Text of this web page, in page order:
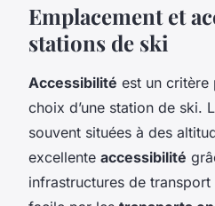
Emplacement et
stations de ski
Accessibilité est un critère
choix d’une station de ski.
souvent situées à des
excellente accessibilité
infrastructures de transport